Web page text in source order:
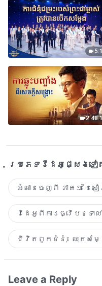
ប្រភេទ​វីដេអូ​ផ្សេង​ទៀ
អំណានចេញពី ភាគ១ ន
វីដេអូពីការធ្វើបន្
ជីវិតពួកជំនុំ៖ ឈុតសម្ដ
Leave a Reply